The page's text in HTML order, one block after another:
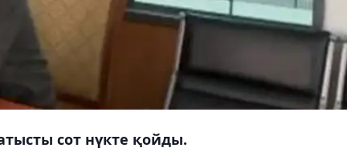
сот нүкте қойды.